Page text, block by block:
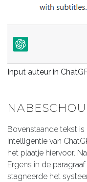
Input auteur in
Bovenstaande tekst
intelligentie van
het plaatje hiervoor.
Ergens in de
stagneerde het